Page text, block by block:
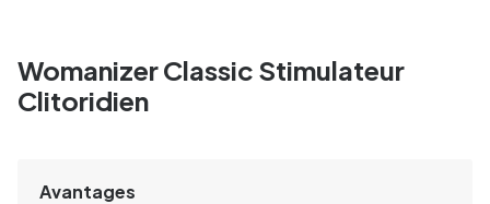
Womanizer Classic Stimulateur
Clitoridien
Avantages